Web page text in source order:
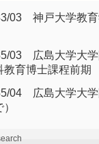
03 神戸大学教
03 広島大学大学
教育博士課程前
04 広島大学大学